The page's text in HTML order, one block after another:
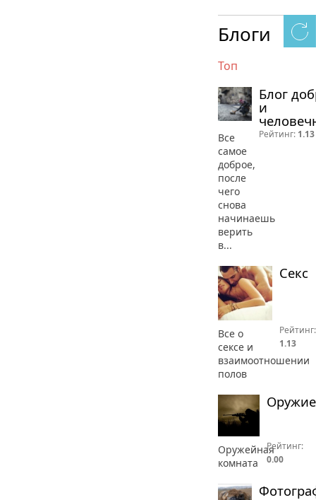
Блоги
Топ
Блог
и
Все
самое
доброе,
после
чего
снова
начинаешь
верить
в...
Рейтинг: 1.13
Секс
Все о
сексе и
взаимоотношении
полов
Рейтинг:
1.13
Оружие
Оружейная
комната
Рейтинг:
0.00